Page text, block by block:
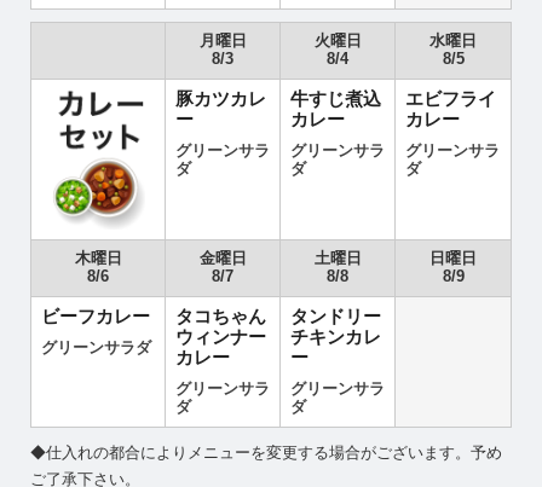
月曜日
8/3
火曜日
8/4
水曜日
8/5
豚カツカレ
ー
グリーンサラ
ダ
牛すじ煮込
カレー
グリーンサラ
ダ
エビフライ
カレー
グリーンサラ
ダ
木曜日
8/6
金曜日
8/7
土曜日
8/8
日曜日
8/9
ビーフカレー
グリーンサラダ
タコちゃん
ウィンナー
カレー
グリーンサラ
ダ
タンドリー
チキンカレ
ー
グリーンサラ
ダ
◆仕入れの都合によりメニューを変更する場合がございます。予め
ご了承下さい。